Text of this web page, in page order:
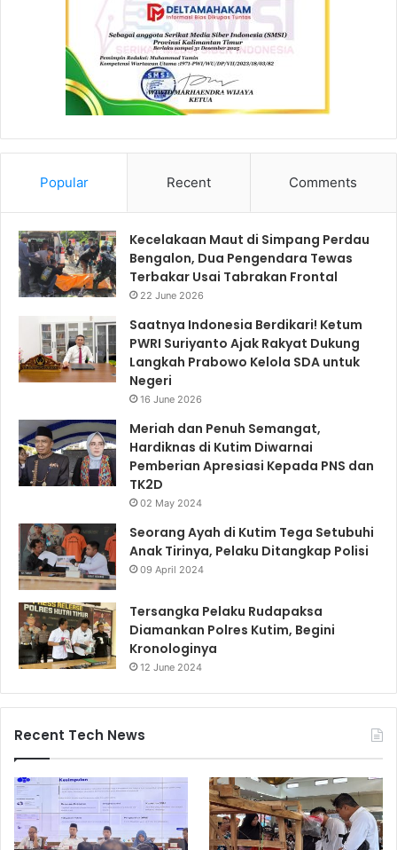
Popular Recent Comments
Kecelakaan Maut di Simpang Perdau
Bengalon, Dua Pengendara Tewas
Terbakar Usai Tabrakan Frontal
22 June 2026
Saatnya Indonesia Berdikari! Ketum
PWRI Suriyanto Ajak Rakyat Dukung
Langkah Prabowo Kelola SDA untuk
Negeri
16 June 2026
Meriah dan Penuh Semangat,
Hardiknas di Kutim Diwarnai
Pemberian Apresiasi Kepada PNS dan
TK2D
02 May 2024
Seorang Ayah di Kutim Tega Setubuhi
Anak Tirinya, Pelaku Ditangkap Polisi
09 April 2024
Tersangka Pelaku Rudapaksa
Diamankan Polres Kutim, Begini
Kronologinya
12 June 2024
Recent Tech News